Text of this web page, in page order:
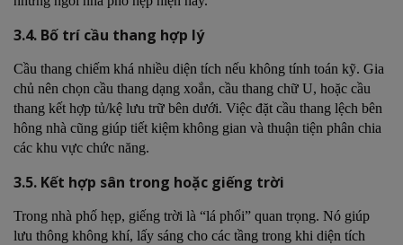
3.4. Bố trí cầu thang hợp lý
Cầu thang chiếm khá nhiều diện tích nếu không tính toán kỹ. Gia
chủ nên chọn cầu thang dạng xoắn, cầu thang chữ U, hoặc cầu
thang kết hợp tủ/kệ lưu trữ bên dưới. Việc đặt cầu thang lệch bên
hông nhà cũng giúp tiết kiệm không gian và thuận tiện phân chia
các khu vực chức năng.
3.5. Kết hợp sân trong hoặc giếng trời
Trong nhà phố hẹp, giếng trời là “lá phổi” quan trọng. Nó giúp
lưu thông không khí, lấy sáng cho các tầng trong khi diện tích